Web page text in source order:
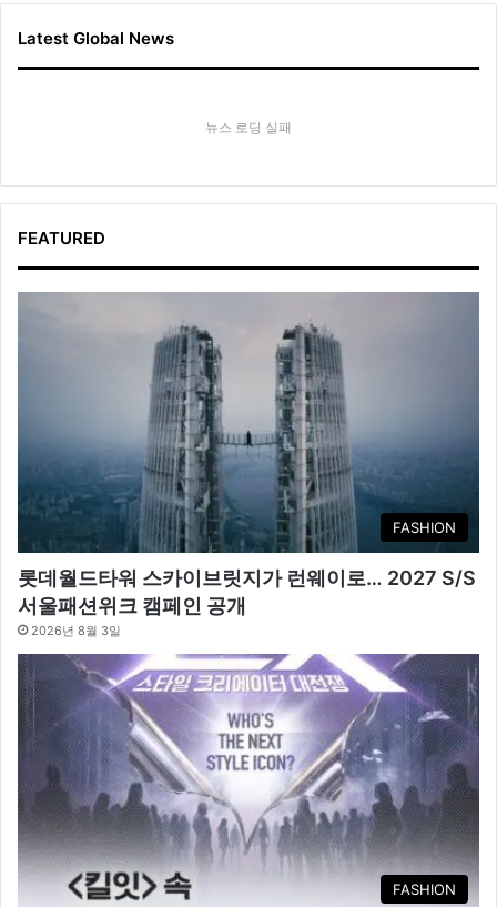
Latest Global News
뉴스 로딩 실패
FEATURED
FASHION
롯데월드타워 스카이브릿지가 런웨이로… 2027 S/S
서울패션위크 캠페인 공개
2026년 8월 3일
FASHION